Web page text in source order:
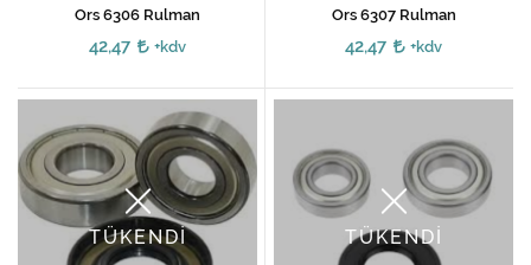
Ors 6306 Rulman
42,47 +kdv
Ors 6307 Rulman
42,47 +kdv
TÜKENDİ TÜKENDİ